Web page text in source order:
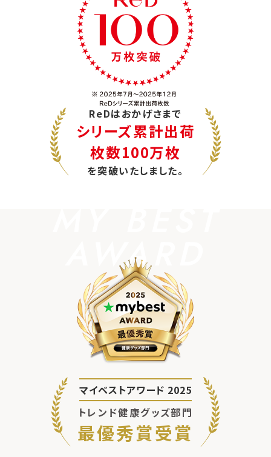
ReDはおかげさまで
シリーズ累計出荷
枚数100万枚
を突破いたしました。
AWARD
マイベストアワード 2025
トレンド健康グッズ部門
最優秀賞受賞